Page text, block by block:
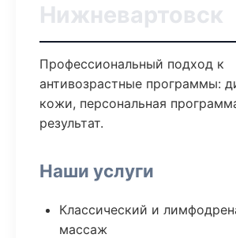
Нижневартовск
Профессиональный подход к
антивозрастные программы:
кожи, персональная
результат.
Наши услуги
Классический и
массаж